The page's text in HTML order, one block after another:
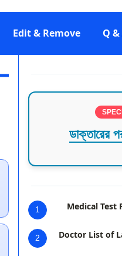
Edit & Remove Q &
ডাক্তারের
1 Medical Test
2 Doctor List of